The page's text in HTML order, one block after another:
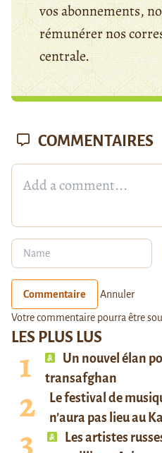
vos abonnements,
rémunérer nos
centrale.
LES PLUS LUS
Un nouvel élan
transafghan
Le festival de
n’aura pas lieu au
Les artistes
COMMENTAIRES
Commentaire Annuler
Votre commentaire pourra être